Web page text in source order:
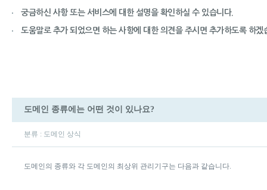
궁금하신 사항 또는 서비스에 대한 설명을 확인하실 수 있습니다.
도움말로 추가 되었으면 하는 사항에 대한 의견을 주시면 추가하도록 하겠
도메인 종류에는 어떤 것이 있나요?
분류 : 도메인 상식
도메인의 종류와 각 도메인의 최상위 관리기구는 다음과 같습니다.